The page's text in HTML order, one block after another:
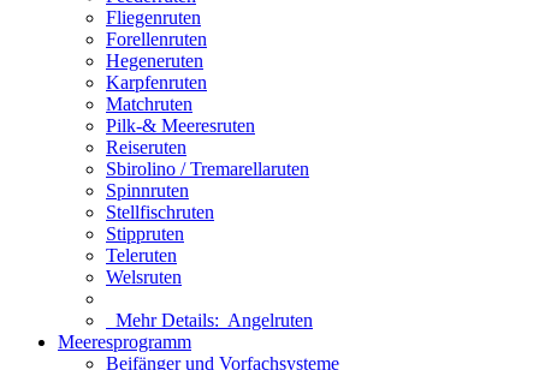
Fliegenruten
Forellenruten
Hegeneruten
Karpfenruten
Matchruten
Pilk-& Meeresruten
Reiseruten
Sbirolino / Tremarellaruten
Spinnruten
Stellfischruten
Stippruten
Teleruten
Welsruten
Mehr Details: Angelruten
Meeresprogramm
Beifänger und Vorfachsysteme